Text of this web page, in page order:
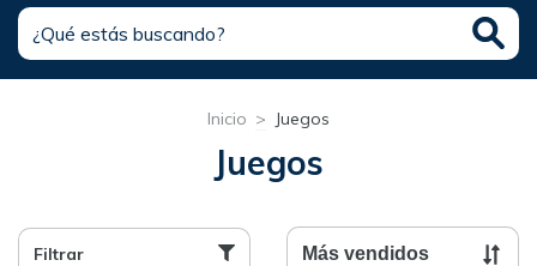
Inicio > Juegos
Juegos
Filtrar